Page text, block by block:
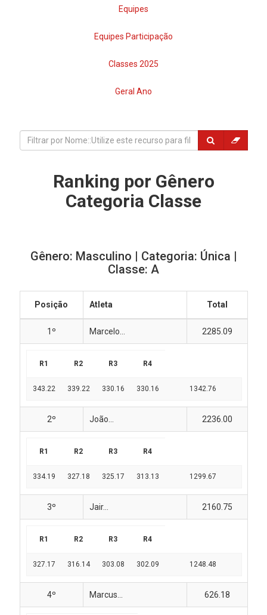
Equipes
Equipes Participação
Classes 2025
Geral Ano
Ranking por Gênero
Categoria Classe
Gênero: Masculino | Categoria: Única |
Classe: A
Posição Atleta Total
1º Marcelo... 2285.09
R1 R2 R3 R4
343.22 339.22 330.16 330.16 1342.76
2º João... 2236.00
R1 R2 R3 R4
334.19 327.18 325.17 313.13 1299.67
3º Jair... 2160.75
R1 R2 R3 R4
327.17 316.14 303.08 302.09 1248.48
4º Marcus... 626.18